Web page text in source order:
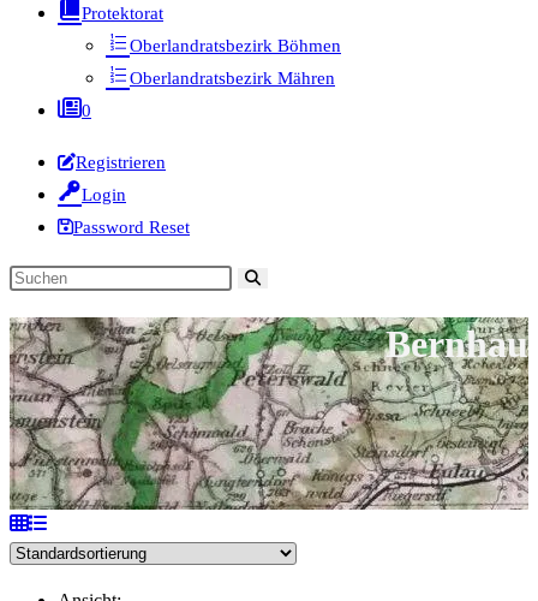
Protektorat
Oberlandratsbezirk Böhmen
Oberlandratsbezirk Mähren
0
Registrieren
Login
Password Reset
Diese
durchsuchen
Bernhau